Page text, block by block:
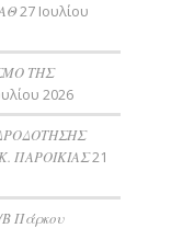
27 Ιουλίου
ΤΗΣ
2026
ΠΑΡΟΙΚΙΑΣ21
Β Πάρκου